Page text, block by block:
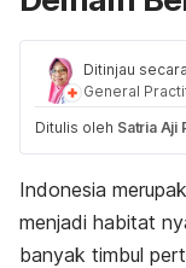
Ditinjau
General
Ditulis oleh Satria Aji
Indonesia
menjadi habitat
banyak timbul